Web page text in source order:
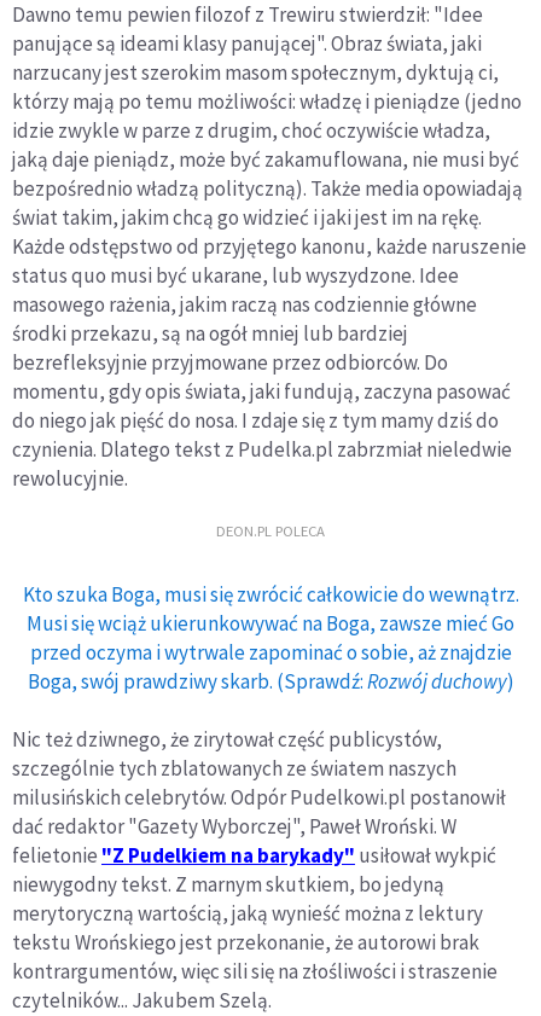
Dawno temu pewien filozof z Trewiru stwierdził: "Idee
panujące są ideami klasy panującej". Obraz świata, jaki
narzucany jest szerokim masom społecznym, dyktują ci,
którzy mają po temu możliwości: władzę i pieniądze (jedno
idzie zwykle w parze z drugim, choć oczywiście władza,
jaką daje pieniądz, może być zakamuflowana, nie musi być
bezpośrednio władzą polityczną). Także media opowiadają
świat takim, jakim chcą go widzieć i jaki jest im na rękę.
Każde odstępstwo od przyjętego kanonu, każde naruszenie
status quo musi być ukarane, lub wyszydzone. Idee
masowego rażenia, jakim raczą nas codziennie główne
środki przekazu, są na ogół mniej lub bardziej
bezrefleksyjnie przyjmowane przez odbiorców. Do
momentu, gdy opis świata, jaki fundują, zaczyna pasować
do niego jak pięść do nosa. I zdaje się z tym mamy dziś do
czynienia. Dlatego tekst z Pudelka.pl zabrzmiał nieledwie
rewolucyjnie.
DEON.PL POLECA
Kto szuka Boga, musi się zwrócić całkowicie do wewnątrz.
Musi się wciąż ukierunkowywać na Boga, zawsze mieć Go
przed oczyma i wytrwale zapominać o sobie, aż znajdzie
Boga, swój prawdziwy skarb. (Sprawdź:Rozwój duchowy)
Nic też dziwnego, że zirytował część publicystów,
szczególnie tych zblatowanych ze światem naszych
milusińskich celebrytów. Odpór Pudelkowi.pl postanowił
dać redaktor "Gazety Wyborczej", Paweł Wroński. W
felietonie "Z Pudelkiem na barykady" usiłował wykpić
niewygodny tekst. Z marnym skutkiem, bo jedyną
merytoryczną wartością, jaką wynieść można z lektury
tekstu Wrońskiego jest przekonanie, że autorowi brak
kontrargumentów, więc sili się na złośliwości i straszenie
czytelników... Jakubem Szelą.